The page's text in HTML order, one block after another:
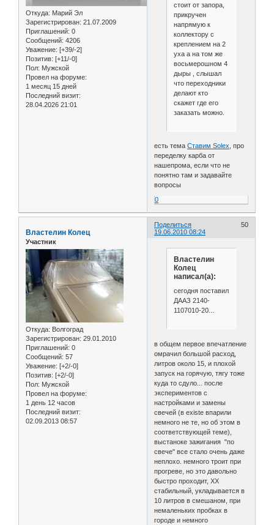
Откуда: Марий Эл
Зарегистрирован: 21.07.2009
Приглашений: 0
Сообщений: 4206
Уважение: [+39/-2]
Позитив: [+11/-0]
Пол: Мужской
Провел на форуме:
1 месяц 15 дней
Последний визит:
28.04.2026 21:01
стоит от запора,
прикручен
напрямую к
коллектору с
креплением на 2
уха а на том же
восьмерошном 4
дыры , слышал
что переходники
делают кто
скажет где его
заказать можно.
есть темаСтавим Solex , про
переделку карба от
нашепрома, если что не
понятно там и задавайте
вопросы
0
Поделиться
50
19.06.2010 08:24
Властелин Колец
Участник
Откуда: Волгоград
Зарегистрирован: 29.01.2010
Приглашений: 0
Сообщений: 57
Уважение: [+2/-0]
Позитив: [+2/-0]
Пол: Мужской
Провел на форуме:
1 день 12 часов
Последний визит:
02.09.2013 08:57
Властелин
Колец
написал(а):
сегодня поставил
ДААЗ 2140-
1107010-20...
в общем первое впечатление
омрачил большой расход,
литров около 15, и плохой
запуск на горячую, тягу тоже
куда то сдуло... после
экспериментов с
настройками и замены
свечей (в existe впарили
немного не те, но об этом в
соответствующей теме),
выстаноке зажигания "по
свече" все стало очень даже
неплохо. немного троит при
прогреве, но это давольно
быстро проходит, ХХ
стабильный, укладывается в
10 литров в смешаном, при
немаленьких пробках в
городе и немного